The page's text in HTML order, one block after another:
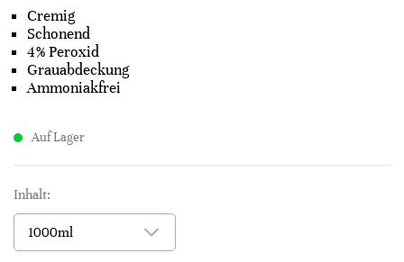
Cremig
Schonend
4 % Peroxid
Grauabdeckung
Ammoniakfrei
Auf Lager
Inhalt: